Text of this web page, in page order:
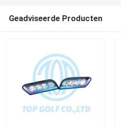
Geadviseerde Producten